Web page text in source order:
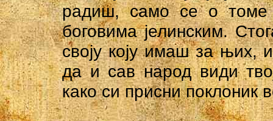
радиш, само се о томе
боговима јелинским.
своју коју имаш за
да и сав народ види
како си присни поклоник